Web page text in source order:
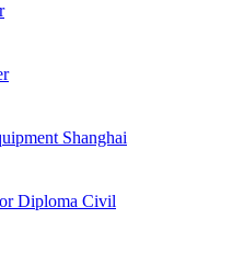
Shanghai
Diploma Civil